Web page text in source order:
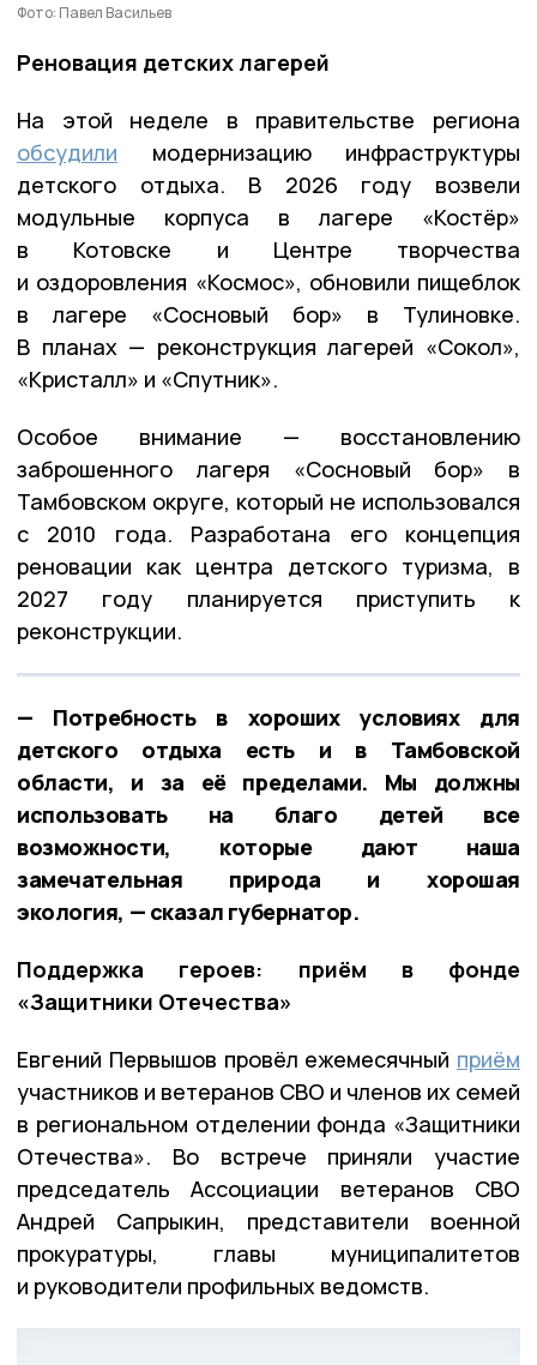
Фото: Павел Васильев
Реновация детских лагерей
На этой неделе в правительстве региона
обсудили модернизацию инфраструктуры
детского отдыха. В 2026 году возвели
модульные корпуса в лагере «Костёр»
в Котовске и Центре творчества
и оздоровления «Космос», обновили пищеблок
в лагере «Сосновый бор» в Тулиновке.
В планах — реконструкция лагерей «Сокол»,
«Кристалл» и «Спутник».
Особое внимание — восстановлению
заброшенного лагеря «Сосновый бор» в
Тамбовском округе, который не использовался
с 2010 года. Разработана его концепция
реновации как центра детского туризма, в
2027 году планируется приступить к
реконструкции.
— Потребность в хороших условиях для
детского отдыха есть и в Тамбовской
области, и за её пределами. Мы должны
использовать на благо детей все
возможности, которые дают наша
замечательная природа и хорошая
экология, — сказал губернатор.
Поддержка героев: приём в фонде
«Защитники Отечества»
Евгений Первышов провёл ежемесячный приём
участников и ветеранов СВО и членов их семей
в региональном отделении фонда «Защитники
Отечества». Во встрече приняли участие
председатель Ассоциации ветеранов СВО
Андрей Сапрыкин, представители военной
прокуратуры, главы муниципалитетов
и руководители профильных ведомств.